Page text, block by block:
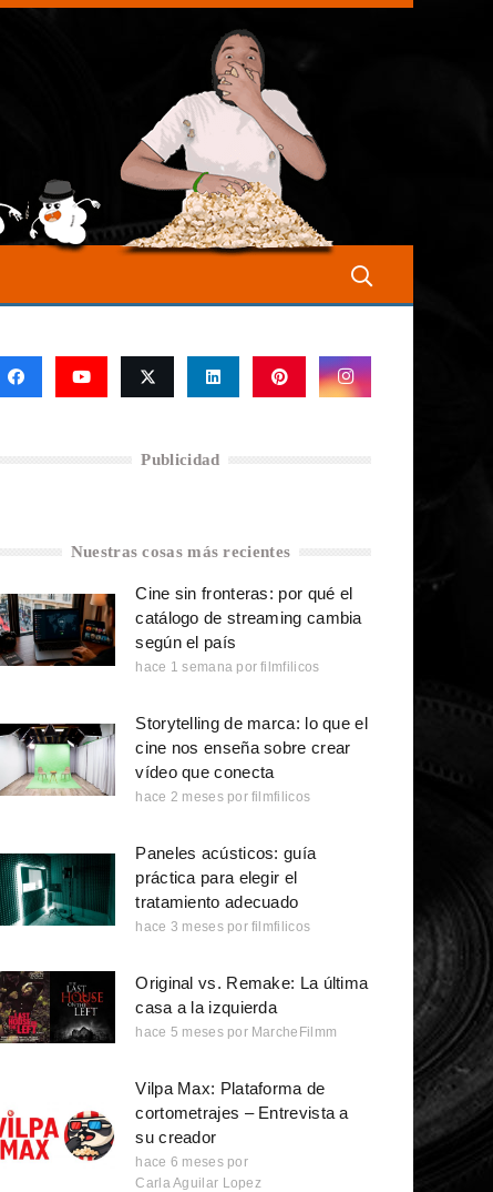
Publicidad
Nuestras cosas más recientes
Cine sin fronteras: por qué el
catálogo de streaming cambia
según el país
hace 1 semana por filmfilicos
Storytelling de marca: lo que el
cine nos enseña sobre crear
vídeo que conecta
hace 2 meses por filmfilicos
Paneles acústicos: guía
práctica para elegir el
tratamiento adecuado
hace 3 meses por filmfilicos
Original vs. Remake: La última
casa a la izquierda
hace 5 meses por MarcheFilmm
Vilpa Max: Plataforma de
cortometrajes – Entrevista a
su creador
hace 6 meses por
Carla Aguilar Lopez